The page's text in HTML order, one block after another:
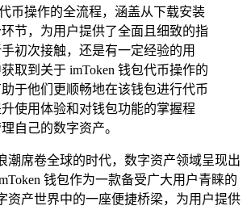
币操作的全流程，涵盖从下载安装
节，为用户提供了全面且细致的指
初次接触，还是有一定经验的用
取到关于 imToken 钱包代币操作的
于他们更顺畅地在该钱包进行代币
使用体验和对钱包功能的掌握程
自己的数字资产。
潮席卷全球的时代，数字资产领域呈现出
钱包作为一款备受广大用户青睐的
资产世界中的一座便捷桥梁，为用户提供